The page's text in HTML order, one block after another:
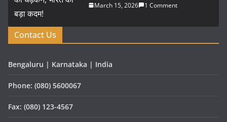
March 15, 2026 1 Comment
Contact Us
Bengaluru | Karnataka | India
Phone: (080) 5600067
Fax: (080) 123-4567